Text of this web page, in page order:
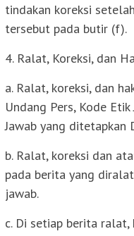
tindakan koreksi
tersebut pada butir (f).
4. Ralat, Koreksi, dan
a. Ralat, koreksi, dan
Undang Pers, Kode
Jawab yang ditetapkan
b. Ralat, koreksi dan
pada berita yang
jawab.
c. Di setiap berita ralat,